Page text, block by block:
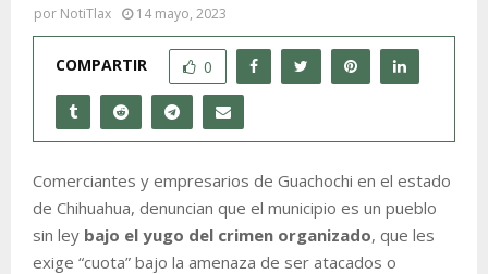
por NotiTlax 14 mayo, 2023
COMPARTIR 0
Comerciantes y empresarios de Guachochi en el estado
de Chihuahua, denuncian que el municipio es un pueblo
sin ley bajo el yugo del crimen organizado, que les
exige “cuota” bajo la amenaza de ser atacados o